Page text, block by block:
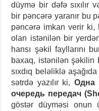
düymə bir dəfə sıxılır
bir pəncərə yaranır bu
pəncərə imkan verir ki,
olan istənilən bir
hansı şəkil fayllarını
baxaq, istənilən
sıxdıq beləliklə
sətrdə yazılır ki, Oдна
очередь передач
göstər düyməsi onun